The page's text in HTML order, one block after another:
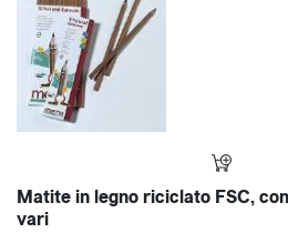
Matite in legno riciclato FSC,
vari